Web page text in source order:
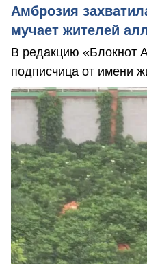
Амброзия
мучает жителей
В редакцию «Блокнот
подписчица от имени